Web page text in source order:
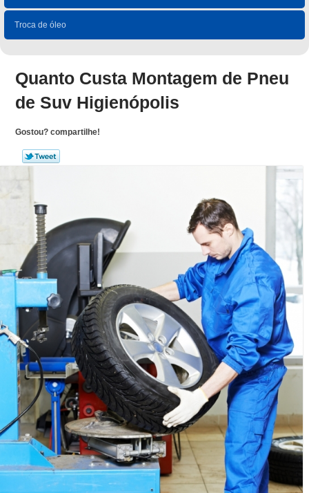
Troca de óleo
Quanto Custa Montagem de Pneu
de Suv Higienópolis
Gostou? compartilhe!